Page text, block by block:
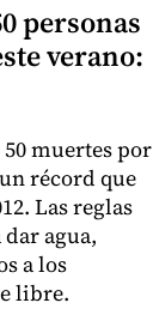
personas
verano:
muertes por
récord que
Las reglas
agua,
a los
libre.